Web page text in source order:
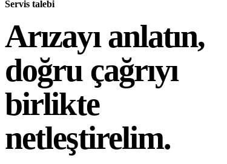
Servis talebi
Arızayı anlatın,
doğru çağrıyı
birlikte
netleştirelim.